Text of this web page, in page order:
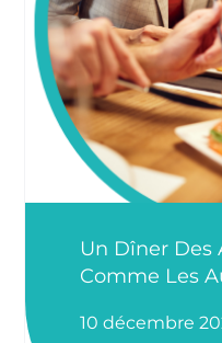
Un Dîner Des
Comme Les
10 décembre